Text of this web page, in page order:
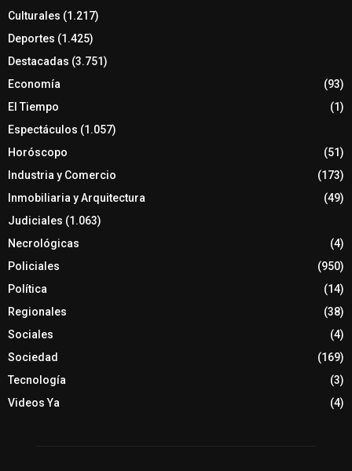
Culturales (1.217)
Deportes (1.425)
Destacadas (3.751)
Economía
(93)
El Tiempo
(1)
Espectáculos (1.057)
Horóscopo
(51)
Industria y Comercio
(173)
Inmobiliaria y Arquitectura
(49)
Judiciales (1.063)
Necrológicas
(4)
Policiales
(950)
Política
(14)
Regionales
(38)
Sociales
(4)
Sociedad
(169)
Tecnología
(3)
Videos Ya
(4)